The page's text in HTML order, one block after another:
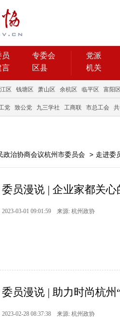
员
专委会
言 区县
党派
机关
区 钱塘区 萧山区 余杭区 临平区 富阳
党 致公党 九三学社 工商联 市总工会
政治协商会议杭州市委员会 > 走进委
委员漫说 | 企业家都关
2023-03-01 09:01:59 来源: 杭州政协
委员漫说 | 助力时尚杭
2023-02-28 08:37:38 来源: 杭州政协